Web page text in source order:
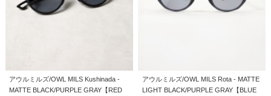
アウルミルズ/OWL MILS Kushinada -
MATTE BLACK/PURPLE GRAY【RED
アウルミルズ/OWL MILS Rota - MATTE
LIGHT BLACK/PURPLE GRAY【BLUE